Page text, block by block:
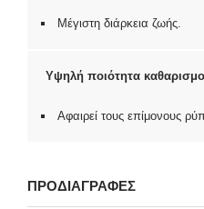
Μέγιστη διάρκεια ζωής.
Υψηλή ποιότητα
Αφαιρεί τους επίμονους
ΠΡΟΔΙΑΓΡΑΦΕΣ